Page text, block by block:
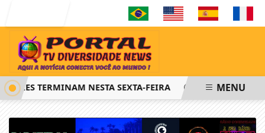
TERMINAM NESTA SEXTA-FEIRA SAIBA COMO
MENU